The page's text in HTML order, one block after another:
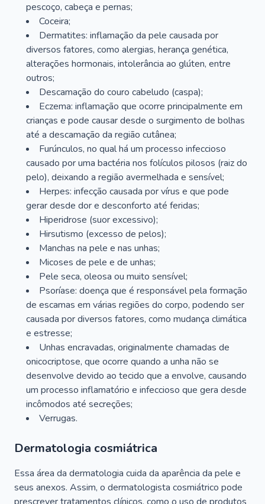
pescoço, cabeça e pernas;
Coceira;
Dermatites: inflamação da pele causada por
diversos fatores, como alergias, herança genética,
alterações hormonais, intolerância ao glúten, entre
outros;
Descamação do couro cabeludo (caspa);
Eczema: inflamação que ocorre principalmente em
crianças e pode causar desde o surgimento de bolhas
até a descamação da região cutânea;
Furúnculos, no qual há um processo infeccioso
causado por uma bactéria nos folículos pilosos (raiz do
pelo), deixando a região avermelhada e sensível;
Herpes: infecção causada por vírus e que pode
gerar desde dor e desconforto até feridas;
Hiperidrose (suor excessivo);
Hirsutismo (excesso de pelos);
Manchas na pele e nas unhas;
Micoses de pele e de unhas;
Pele seca, oleosa ou muito sensível;
Psoríase: doença que é responsável pela formação
de escamas em várias regiões do corpo, podendo ser
causada por diversos fatores, como mudança climática
e estresse;
Unhas encravadas, originalmente chamadas de
onicocriptose, que ocorre quando a unha não se
desenvolve devido ao tecido que a envolve, causando
um processo inflamatório e infeccioso que gera desde
incômodos até secreções;
Verrugas.
Dermatologia cosmiátrica
Essa área da dermatologia cuida da aparência da pele e
seus anexos. Assim, o dermatologista cosmiátrico pode